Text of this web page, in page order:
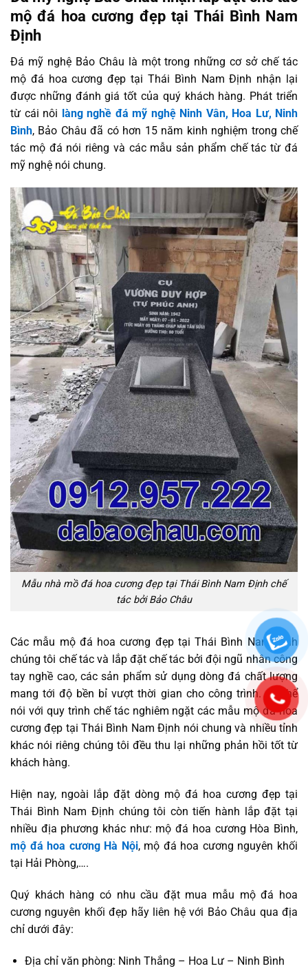
mộ đá hoa cương đẹp tại Thái Bình Nam
Định
Đá mỹ nghệ Bảo Châu là một trong những cơ sở chế tác
mộ đá hoa cương đẹp tại Thái Bình Nam Định nhận lại
được những đánh giá tốt của quý khách hàng. Phát triển
từ cái nôi làng nghề đá mỹ nghệ Ninh Vân, Hoa Lư, Ninh
Bình, Bảo Châu đã có hơn 15 năm kinh nghiệm trong chế
tác mộ đá nói riêng và các mẫu sản phẩm chế tác từ đá
mỹ nghệ nói chung.
Mẫu nhà mồ đá hoa cương đẹp tại Thái Bình Nam Định chế
tác bởi Bảo Châu
Các mẫu mộ đá hoa cương đẹp tại Thái Bình Nam Định
chúng tôi chế tác và lắp đặt chế tác bởi đội ngũ nhân công
tay nghề cao, các sản phẩm sử dụng dòng đá chất lượng
mang tới độ bền bỉ vượt thời gian cho công trình. Có thể
nói với quy trình chế tác nghiêm ngặt các mẫu mộ đá hoa
cương đẹp tại Thái Bình Nam Định nói chung và nhiều tỉnh
khác nói riêng chúng tôi đều thu lại những phản hồi tốt từ
khách hàng.
Hiện nay, ngoài lắp đặt dòng mộ đá hoa cương đẹp tại
Thái Bình Nam Định chúng tôi còn tiến hành lắp đặt tại
nhiều địa phương khác như: mộ đá hoa cương Hòa Bình,
mộ đá hoa cương Hà Nội, mộ đá hoa cương nguyên khối
tại Hải Phòng,….
Quý khách hàng có nhu cầu đặt mua mẫu mộ đá hoa
cương nguyên khối đẹp hãy liên hệ với Bảo Châu qua địa
chỉ dưới đây:
Địa chỉ văn phòng: Ninh Thắng – Hoa Lư – Ninh Bình